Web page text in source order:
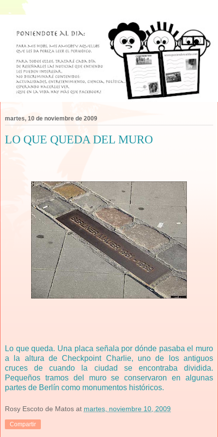
martes, 10 de noviembre de 2009
LO QUE QUEDA DEL MURO
Lo que queda. Una placa señala por dónde pasaba el muro
a la altura de Checkpoint Charlie, uno de los antiguos
cruces de cuando la ciudad se encontraba dividida.
Pequeños tramos del muro se conservaron en algunas
partes de Berlín como monumentos históricos.
Rosy Escoto de Matos at martes, noviembre 10, 2009
Compartir